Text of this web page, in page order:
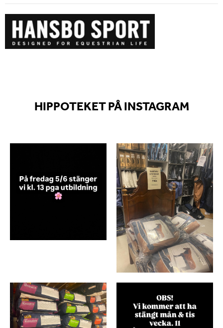
HIPPOTEKET PÅ INSTAGRAM